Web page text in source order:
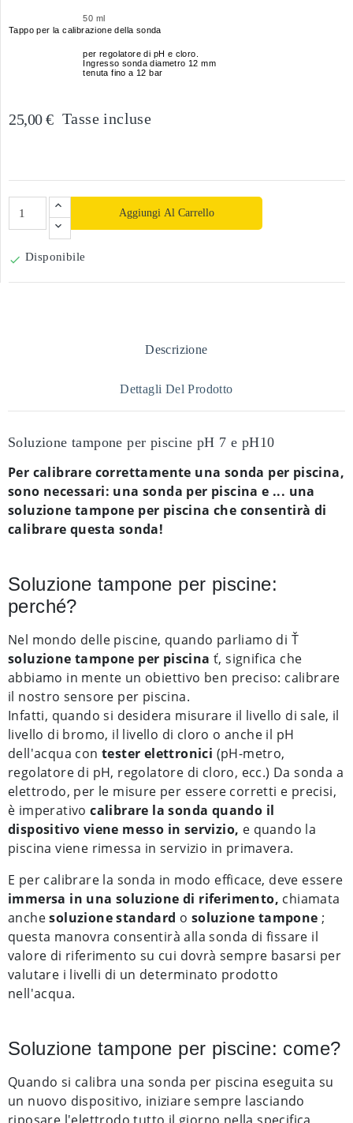
50 ml
Tappo per la calibrazione della sonda
per regolatore di pH e cloro.
Ingresso sonda diametro 12 mm
tenuta fino a 12 bar
25,00 € Tasse incluse
Aggiungi Al Carrello
 Disponibile
Descrizione
Dettagli Del Prodotto
Soluzione tampone per piscine pH 7 e pH10
Per calibrare correttamente una sonda per piscina,
sono necessari: una sonda per piscina e ... una
soluzione tampone per piscina che consentirà di
calibrare questa sonda!
Soluzione tampone per piscine:
perché?
Nel mondo delle piscine, quando parliamo di Ť
soluzione tampone per piscina ť, significa che
abbiamo in mente un obiettivo ben preciso: calibrare
il nostro sensore per piscina.
Infatti, quando si desidera misurare il livello di sale, il
livello di bromo, il livello di cloro o anche il pH
dell'acqua contester elettronici (pH-metro,
regolatore di pH, regolatore di cloro, ecc.) Da sonda a
elettrodo, per le misure per essere corretti e precisi,
è imperativocalibrare la sonda quando il
dispositivo viene messo in servizio, e quando la
piscina viene rimessa in servizio in primavera.
E per calibrare la sonda in modo efficace, deve essere
immersa in una soluzione di riferimento, chiamata
anchesoluzione standard o soluzione tampone ;
questa manovra consentirà alla sonda di fissare il
valore di riferimento su cui dovrà sempre basarsi per
valutare i livelli di un determinato prodotto
nell'acqua.
Soluzione tampone per piscine: come?
Quando si calibra una sonda per piscina eseguita su
un nuovo dispositivo, iniziare sempre lasciando